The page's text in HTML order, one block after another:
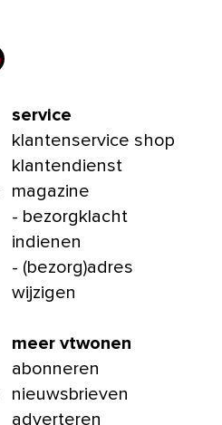
service
klantenservice shop
klantendienst
magazine
- bezorgklacht
indienen
- (bezorg)adres
wijzigen
meer vtwonen
abonneren
nieuwsbrieven
adverteren